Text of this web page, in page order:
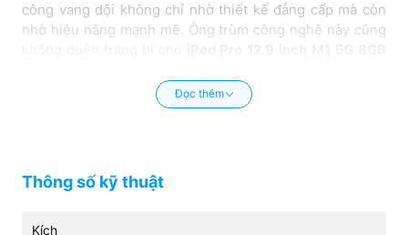
công vang dội không chỉ nhờ thiết kế đẳng cấp mà còn
nhờ hiệu năng mạnh mẽ. Ông trùm công nghệ này cũng
Thiết kế sang trọng, màn hình Mini-LED 12.9
“Táo” rất có sức cuốn, hút mắt nhìn người dùng chỉ từ lần
chạm mặt đầu tiên. Dòng máy tính bảng Pro 12.9 inch có
phiên bản 2020.
Đọc thêm
Thông số kỹ thuật
Kích